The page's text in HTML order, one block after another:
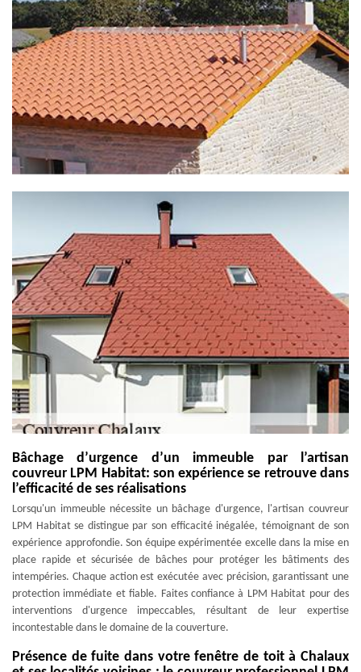
Bâchage d’urgence d’un immeuble par l’artisan
couvreur LPM Habitat: son expérience se retrouve dans
l’efficacité de ses réalisations
Lorsqu'un immeuble nécessite un bâchage d'urgence, l'artisan couvreur
LPM Habitat se distingue par son efficacité inégalée, témoignant de son
expérience approfondie. Son équipe expérimentée excelle dans la mise en
place rapide et sécurisée de bâches pour protéger les bâtiments des
intempéries. Chaque action est exécutée avec précision, garantissant une
protection immédiate et fiable. Faites confiance à LPM Habitat pour des
interventions d'urgence impeccables, résultant de leur expertise
incontestable dans le domaine de la couverture.
Présence de fuite dans votre fenêtre de toit à Chalaux